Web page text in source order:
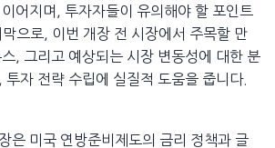
어지며, 투자자들이 유의해야 할 포인트
으로, 이번 개장 전 시장에서 주목할 만
, 그리고 예상되는 시장 변동성에 대한 분
투자 전략 수립에 실질적 도움을 줍니다.
은 미국 연방준비제도의 금리 정책과 글